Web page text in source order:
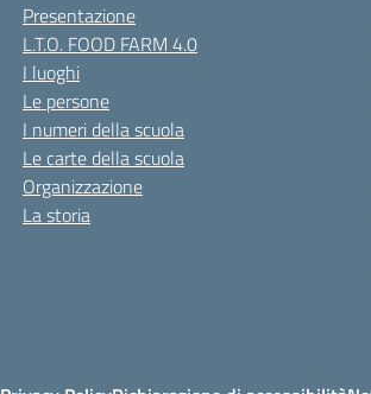
Presentazione
L.T.O. FOOD FARM 4.0
I luoghi
Le persone
I numeri della scuola
Le carte della scuola
Organizzazione
La storia